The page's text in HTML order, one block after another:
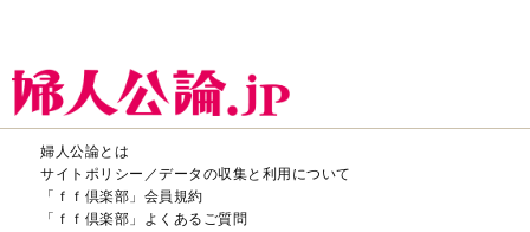
婦人公論とは
サイトポリシー／データの収集と利用について
「ｆｆ倶楽部」会員規約
「ｆｆ倶楽部」よくあるご質問